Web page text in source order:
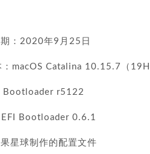
：2020年9月25日
：macOS Catalina 10.15.7（
Bootloader r5122
Bootloader 0.6.1
星球制作的配置文件